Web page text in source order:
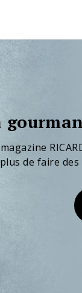
de faire des